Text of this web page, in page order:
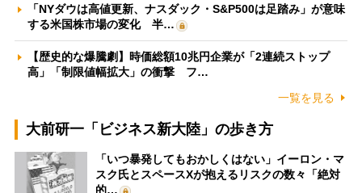
「NYダウは高値更新、ナスダック・S&P500は足踏み」が意味
する米国株市場の変化 半…
【歴史的な爆騰劇】時価総額10兆円企業が「2連続ストップ
高」「制限値幅拡大」の衝撃 フ…
一覧を見る
大前研一「ビジネス新大陸」の歩き方
「いつ暴発してもおかしくはない」イーロン・マ
スク氏とスペースXが抱えるリスクの数々「絶対
的…